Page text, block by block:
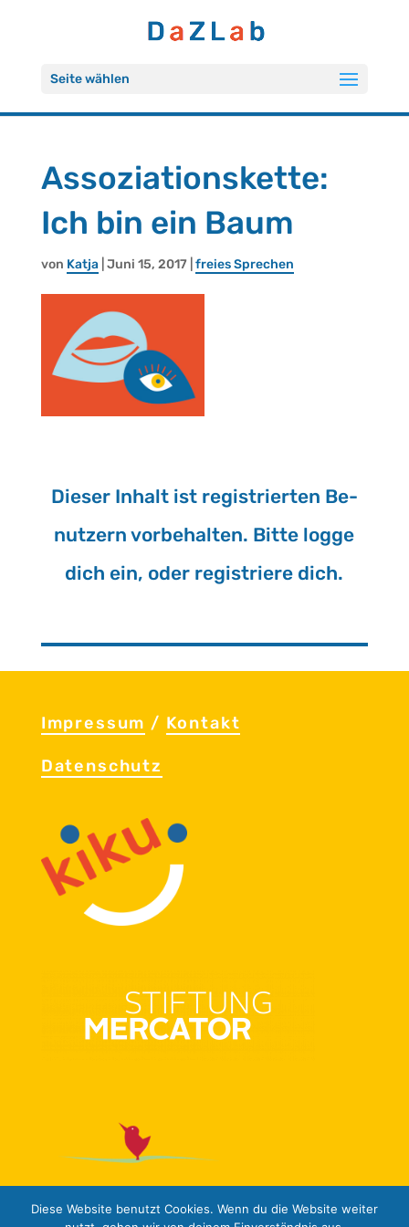
Seite wählen
As­so­zia­ti­ons­ket­te:
Ich bin ein Baum
von Katja| Juni 15, 2017 | frei­es Spre­chen
Die­ser In­halt ist re­gis­trier­ten Be­
nut­zern vor­be­hal­ten. Bitte logge
dich ein, oder re­gis­trie­re dich.
Im­pres­sum / Kon­takt
Da­ten­schutz
Diese Website benutzt Cookies. Wenn du die Website weiter